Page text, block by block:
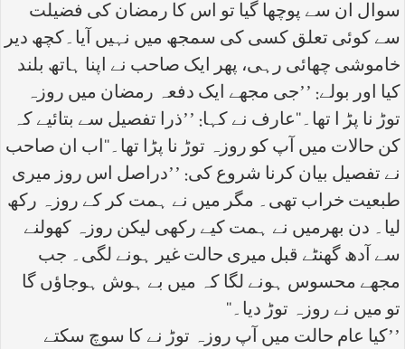
سوال ان سے پوچھا گیا تو اس کا رمضان کی فضیلت
سے کوئی تعلق کسی کی سمجھ میں نہیں آیا۔کچھ دیر
خاموشی چھائی رہی، پھر ایک صاحب نے اپنا ہاتھ بلند
کیا اور بولے: ’’جی مجھے ایک دفعہ رمضان میں روزہ
توڑ نا پڑ ا تھا۔‘‘عارف نے کہا: ’’ذرا تفصیل سے بتائیے کہ
کن حالات میں آپ کو روزہ توڑ نا پڑا تھا۔‘‘اب ان صاحب
نے تفصیل بیان کرنا شروع کی: ’’دراصل اس روز میری
طبعیت خراب تھی۔ مگر میں نے ہمت کر کے روزہ رکھ
لیا۔ دن بھرمیں نے ہمت کیے رکھی لیکن روزہ کھولنے
سے آدھ گھنٹے قبل میری حالت غیر ہونے لگی۔ جب
مجھے محسوس ہونے لگا کہ میں بے ہوش ہوجاؤں گا
تو میں نے روزہ توڑ دیا۔‘‘
’’کیا عام حالت میں آپ روزہ توڑ نے کا سوچ سکتے